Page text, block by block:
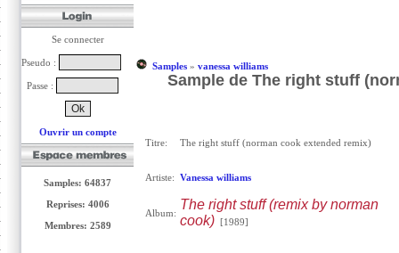
Se connecter
Pseudo :
Passe :
Ouvrir un compte
Samples: 64837
Reprises: 4006
Membres: 2589
Samples» vanessa williams
Sample de The right stuff
Titre: The right stuff (norman cook extended remix)
Artiste: Vanessa williams
Album:
The right stuff (remix by norman
cook)[1989]